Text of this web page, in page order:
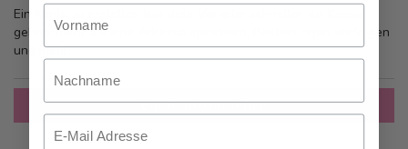
Ein Konto zu erstellen hat viele Vorteile: schneller zur Kasse
gehen, mehr als eine Adresse speichern, Bestellungen verfolgen
und mehr.
Ein Konto erstellen
Nachname
Email